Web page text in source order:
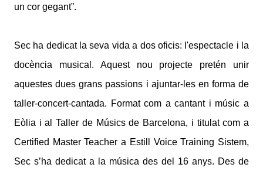
un cor gegant”.
Sec ha dedicat la seva vida a dos oficis: l'espectacle i la
docència musical. Aquest nou projecte pretén unir
aquestes dues grans passions i ajuntar-les en forma de
taller-concert-cantada. Format com a cantant i músic a
Eòlia i al Taller de Músics de Barcelona, i titulat com a
Certified Master Teacher a Estill Voice Training Sistem,
Sec s’ha dedicat a la música des del 16 anys. Des de